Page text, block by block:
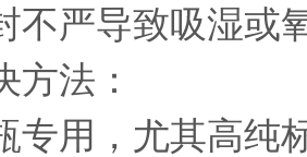
严导致吸湿或
法：
用，尤其高纯